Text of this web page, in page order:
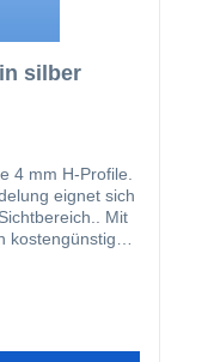
silber
4 mm H-Profile.
eignet sich
Mit
kostengünstig